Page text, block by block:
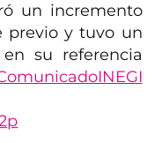
un incremento
previo y tuvo un
su referencia